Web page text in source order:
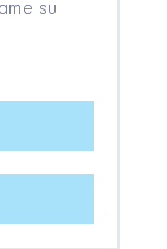
su